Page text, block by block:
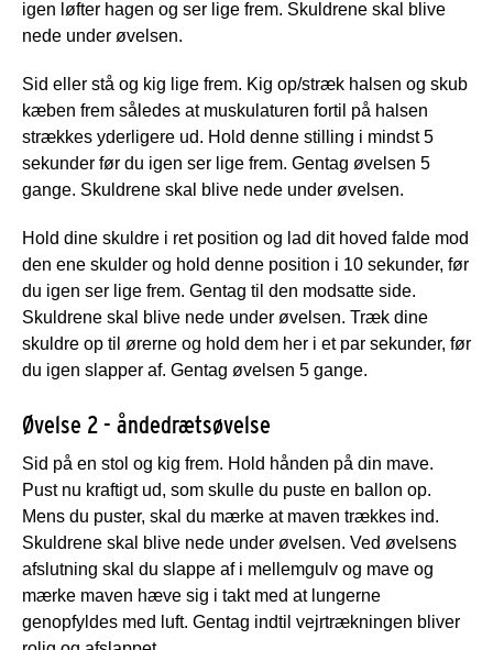
igen løfter hagen og ser lige frem. Skuldrene skal blive
nede under øvelsen.
Sid eller stå og kig lige frem. Kig op/stræk halsen og skub
kæben frem således at muskulaturen fortil på halsen
strækkes yderligere ud. Hold denne stilling i mindst 5
sekunder før du igen ser lige frem. Gentag øvelsen 5
gange. Skuldrene skal blive nede under øvelsen.
Hold dine skuldre i ret position og lad dit hoved falde mod
den ene skulder og hold denne position i 10 sekunder, før
du igen ser lige frem. Gentag til den modsatte side.
Skuldrene skal blive nede under øvelsen. Træk dine
skuldre op til ørerne og hold dem her i et par sekunder, før
du igen slapper af. Gentag øvelsen 5 gange.
Øvelse 2 - åndedrætsøvelse
Sid på en stol og kig frem. Hold hånden på din mave.
Pust nu kraftigt ud, som skulle du puste en ballon op.
Mens du puster, skal du mærke at maven trækkes ind.
Skuldrene skal blive nede under øvelsen. Ved øvelsens
afslutning skal du slappe af i mellemgulv og mave og
mærke maven hæve sig i takt med at lungerne
genopfyldes med luft. Gentag indtil vejrtrækningen bliver